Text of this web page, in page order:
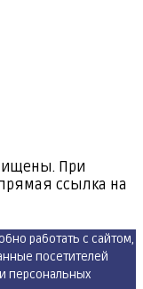
При
ссылка на
работать с сайтом,
посетителей
персональных